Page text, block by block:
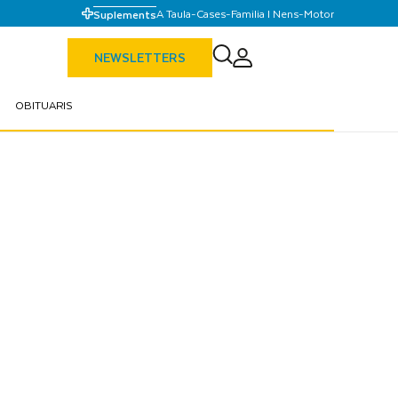
SuplementsA Taula-Cases-Familia I Nens-Motor
NEWSLETTERS
OBITUARIS